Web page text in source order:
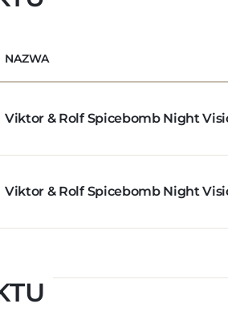
NAZWA
Viktor & Rolf Spicebomb Night
Viktor & Rolf Spicebomb Night